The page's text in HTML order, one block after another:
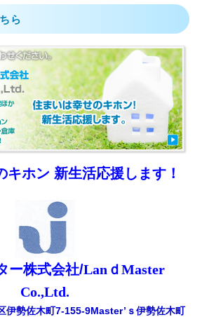
ら
キホン 新生活応援します！
ー株式会社/LanｄMaster
Co.,Ltd.
伊勢佐木町7-155-9Master’ｓ伊勢佐木町